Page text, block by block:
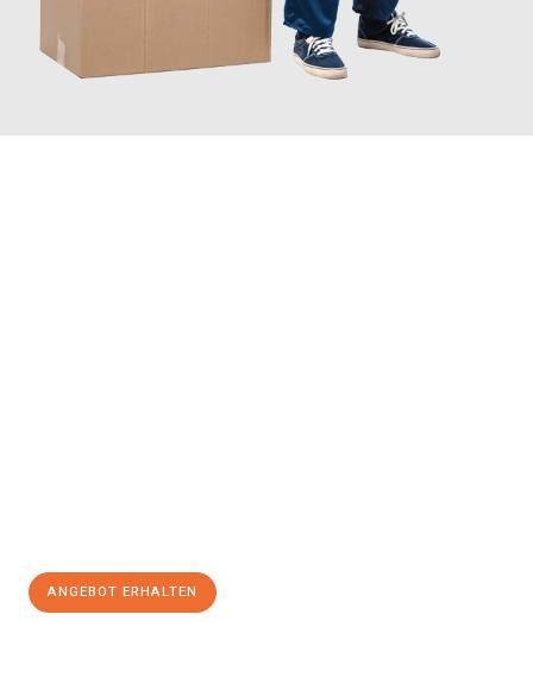
ANGEBOT ERHALTEN